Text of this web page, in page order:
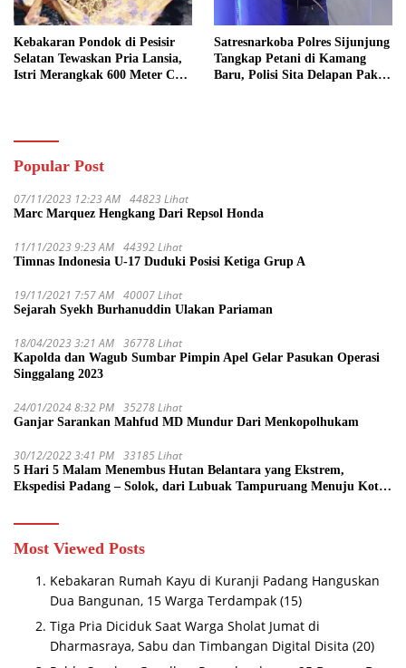
Kebakaran Pondok di Pesisir
Selatan Tewaskan Pria Lansia,
Istri Merangkak 600 Meter Cari
Satresnarkoba Polres Sijunjung
Tangkap Petani di Kamang
Baru, Polisi Sita Delapan Paket
Popular Post
07/11/2023 12:23 AM 44823 Lihat
Marc Marquez Hengkang Dari Repsol Honda
11/11/2023 9:23 AM 44392 Lihat
Timnas Indonesia U-17 Duduki Posisi Ketiga Grup A
19/11/2021 7:57 AM 40007 Lihat
Sejarah Syekh Burhanuddin Ulakan Pariaman
18/04/2023 3:21 AM 36778 Lihat
Kapolda dan Wagub Sumbar Pimpin Apel Gelar Pasukan Operasi
Singgalang 2023
24/01/2024 8:32 PM 35278 Lihat
Ganjar Sarankan Mahfud MD Mundur Dari Menkopolhukam
30/12/2022 3:41 PM 33185 Lihat
5 Hari 5 Malam Menembus Hutan Belantara yang Ekstrem,
Ekspedisi Padang – Solok, dari Lubuak Tampuruang Menuju Koto
Most Viewed Posts
Kebakaran Rumah Kayu di Kuranji Padang Hanguskan
Dua Bangunan, 15 Warga Terdampak (15)
Tiga Pria Diciduk Saat Warga Sholat Jumat di
Dharmasraya, Sabu dan Timbangan Digital Disita (20)